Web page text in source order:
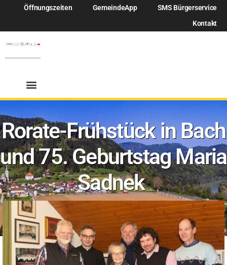
Öffnungszeiten GemeindeApp
SMS Bürgerservice
Kontakt
Rorate-Frühstück in Bach
und 75. Geburtstag Maria
Sadnek